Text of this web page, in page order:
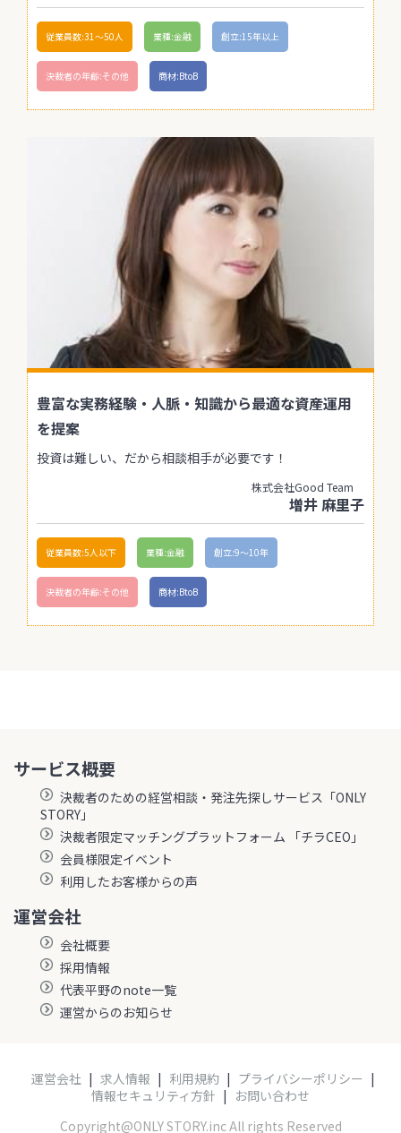
従業員数:31〜50人 業種:金融 創立:15年以上
決裁者の年齢:その他 商材:BtoB
豊富な実務経験・人脈・知識から最適な資産運用
を提案
投資は難しい、だから相談相手が必要です！
株式会社Good Team
増井 麻里子
従業員数:5人以下 業種:金融 創立:9〜10年
決裁者の年齢:その他 商材:BtoB
サービス概要
決裁者のための経営相談・発注先探しサービス「ONLY
STORY」
決裁者限定マッチングプラットフォーム 「チラCEO」
会員様限定イベント
利用したお客様からの声
運営会社
会社概要
採用情報
代表平野のnote一覧
運営からのお知らせ
運営会社 | 求人情報 | 利用規約 | プライバシーポリシー |
情報セキュリティ方針 | お問い合わせ
Copyright@ONLY STORY.inc All rights Reserved